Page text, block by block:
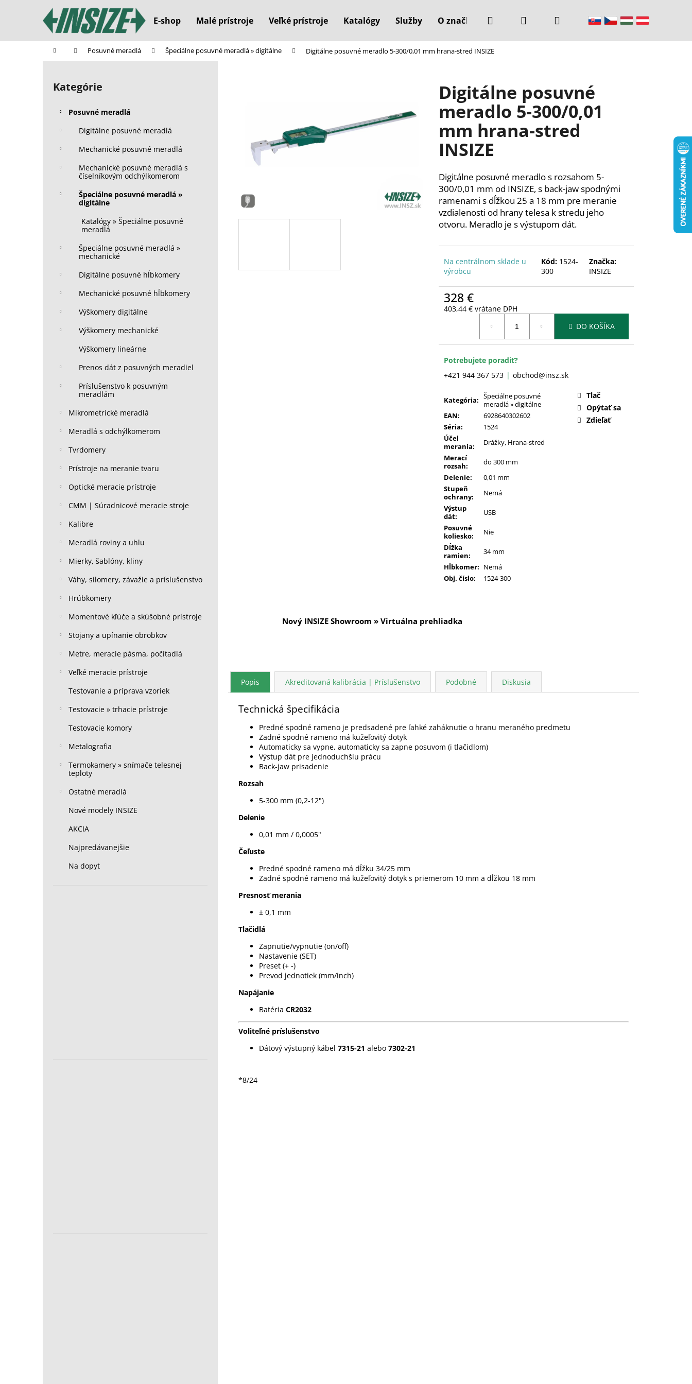
E-shop Malé prístroje Veľké prístroje Katalógy Služby O značke Kontakty
Hľadať PrihlásenieNákupný
Domov Posuvné meradlá Špeciálne posuvné meradlá » digitálne Digitálne posuvné meradlo 5-300/0,01 mm hrana-stred INSIZE
B
Preskočiť
kategórie
Kategórie
Posuvné meradlá
Digitálne posuvné meradlá
Mechanické posuvné meradlá
Mechanické posuvné meradlá s
číselníkovým odchýlkomerom
Špeciálne posuvné meradlá »
digitálne
Katalógy » Špeciálne posuvné
meradlá
Špeciálne posuvné meradlá »
mechanické
Digitálne posuvné hĺbkomery
Mechanické posuvné hĺbkomery
Výškomery digitálne
Výškomery mechanické
Výškomery lineárne
Prenos dát z posuvných meradiel
Príslušenstvo k posuvným
meradlám
Mikrometrické meradlá
Meradlá s odchýlkomerom
Tvrdomery
Prístroje na meranie tvaru
Optické meracie prístroje
CMM | Súradnicové meracie stroje
Kalibre
Meradlá roviny a uhlu
Mierky, šablóny, kliny
Váhy, silomery, závažie a príslušenstvo
Hrúbkomery
Momentové kľúče a skúšobné prístroje
Stojany a upínanie obrobkov
Metre, meracie pásma, počítadlá
Veľké meracie prístroje
Testovanie a príprava vzoriek
Testovacie » trhacie prístroje
Testovacie komory
Metalografia
Termokamery » snímače telesnej
teploty
Ostatné meradlá
Nové modely INSIZE
AKCIA
Najpredávanejšie
Na dopyt
Digitálne posuvné
meradlo 5-300/0,01
mm hrana-stred
INSIZE
Digitálne posuvné meradlo s rozsahom 5-
300/0,01 mm od INSIZE, s back-jaw spodnými
ramenami s dĺžkou 25 a 18 mm pre meranie
vzdialenosti od hrany telesa k stredu jeho
otvoru. Meradlo je s výstupom dát.
Na centrálnom sklade u
výrobcu
Kód: 1524-
300
Značka:
INSIZE
328 €
403,44 € vrátane DPH
DO KOŠÍKA
Potrebujete poradiť?
+421 944 367 573
obchod@insz.sk
Kategória: Špeciálne posuvné
meradlá » digitálne
EAN:
6928640302602
Séria:
1524
Účel
merania: Drážky, Hrana-stred
Merací
rozsah:
do 300 mm
Delenie:
0,01 mm
Stupeň
ochrany:
Nemá
Výstup
dát:
USB
Posuvné
koliesko:
Nie
Dĺžka
ramien:
34 mm
Hĺbkomer: Nemá
Obj. číslo: 1524-300
Tlač
Opýtať sa
Zdieľať
Nový INSIZE Showroom » Virtuálna prehliadka
Popis Akreditovaná kalibrácia | Príslušenstvo Podobné Diskusia
Technická špecifikácia
Predné spodné rameno je predsadené pre ľahké zaháknutie o hranu meraného predmetu
Zadné spodné rameno má kužeľovitý dotyk
Automaticky sa vypne, automaticky sa zapne posuvom (i tlačidlom)
Výstup dát pre jednoduchšiu prácu
Back-jaw prisadenie
Rozsah
5-300 mm (0,2-12")
Delenie
0,01 mm / 0,0005"
Čeľuste
Predné spodné rameno má dĺžku 34/25 mm
Zadné spodné rameno má kužeľovitý dotyk s priemerom 10 mm a dĺžkou 18 mm
Presnosť merania
± 0,1 mm
Tlačidlá
Zapnutie/vypnutie (on/off)
Nastavenie (SET)
Preset (+ -)
Prevod jednotiek (mm/inch)
Napájanie
Batéria CR2032
Voliteľné príslušenstvo
Dátový výstupný kábel 7315-21 alebo 7302-21
*8/24
í
Späť
do
Späť
do
Čo potrebujete nájsť?
Odporúčame